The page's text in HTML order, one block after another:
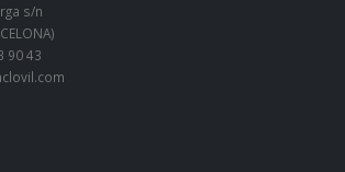
s/n
90 43